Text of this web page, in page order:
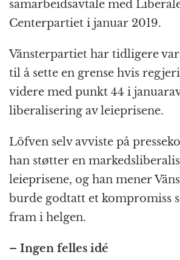
samarbeidsavtale med
Centerpartiet i januar 2019.
Vänsterpartiet har tidligere
til å sette en grense hvis
videre med punkt 44 i
liberalisering av leieprisene.
Löfven selv avviste på
han støtter en
leieprisene, og han mener
burde godtatt et kompromiss
fram i helgen.
– Ingen felles idé